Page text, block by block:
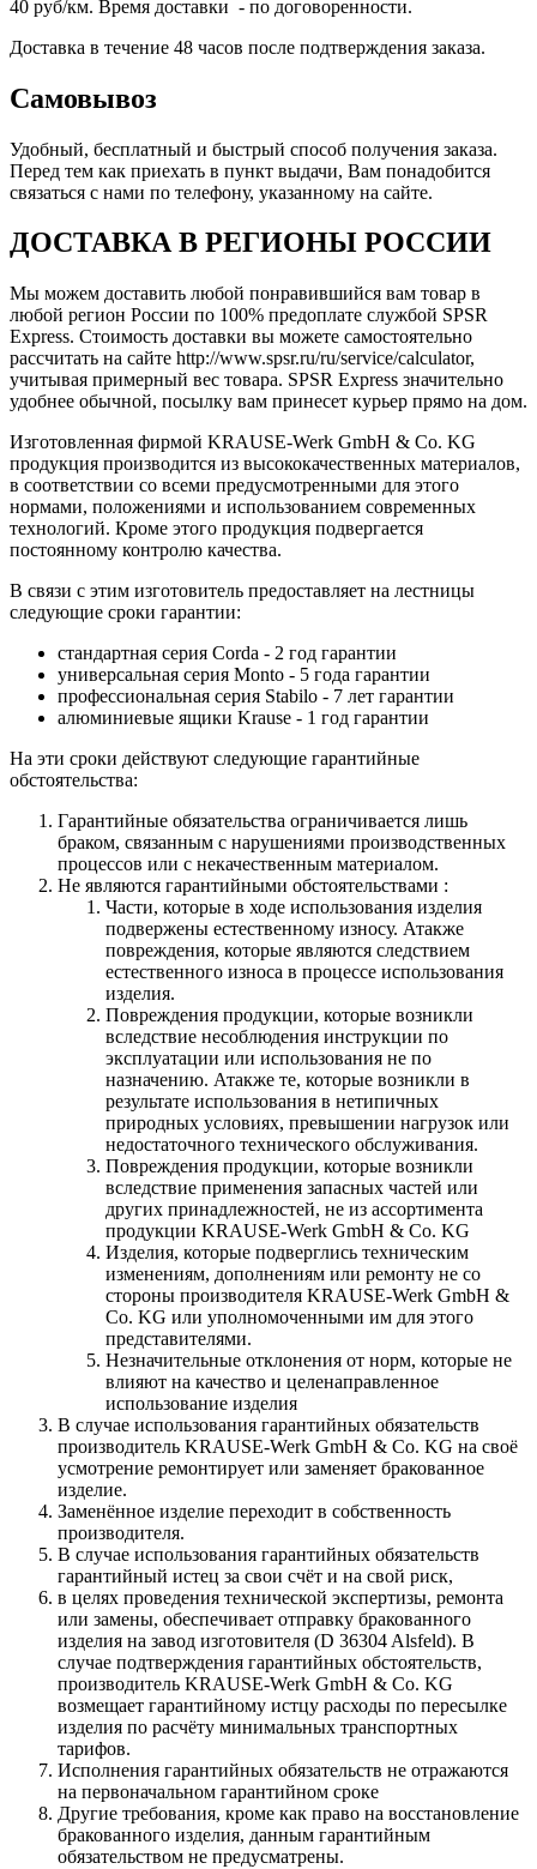
40 руб/км. Время доставки - по договоренности.
Доставка в течение 48 часов после подтверждения заказа.
Самовывоз
Удобный, бесплатный и быстрый способ получения заказа.
Перед тем как приехать в пункт выдачи, Вам понадобится
связаться с нами по телефону, указанному на сайте.
ДОСТАВКА В РЕГИОНЫ РОССИИ
Мы можем доставить любой понравившийся вам товар в
любой регион России по 100% предоплате службой SPSR
Express. Стоимость доставки вы можете самостоятельно
рассчитать на сайте http://www.spsr.ru/ru/service/calculator,
учитывая примерный вес товара. SPSR Express значительно
удобнее обычной, посылку вам принесет курьер прямо на дом.
Изготовленная фирмой KRAUSE-Werk GmbH & Со. KG
продукция производится из высококачественных материалов,
в соответствии со всеми предусмотренными для этого
нормами, положениями и использованием современных
технологий. Кроме этого продукция подвергается
постоянному контролю качества.
В связи с этим изготовитель предоставляет на лестницы
следующие сроки гарантии:
стандартная серия Corda - 2 год гарантии
универсальная серия Monto - 5 года гарантии
профессиональная серия Stabilo - 7 лет гарантии
алюминиевые ящики Krause - 1 год гарантии
На эти сроки действуют следующие гарантийные
обстоятельства:
Гарантийные обязательства ограничивается лишь
браком, связанным с нарушениями производственных
процессов или с некачественным материалом.
Не являются гарантийными обстоятельствами :
Части, которые в ходе использования изделия
подвержены естественному износу. Атакже
повреждения, которые являются следствием
естественного износа в процессе использования
изделия.
Повреждения продукции, которые возникли
вследствие несоблюдения инструкции по
эксплуатации или использования не по
назначению. Атакже те, которые возникли в
результате использования в нетипичных
природных условиях, превышении нагрузок или
недостаточного технического обслуживания.
Повреждения продукции, которые возникли
вследствие применения запасных частей или
других принадлежностей, не из ассортимента
продукции KRAUSE-Werk GmbH & Со. KG
Изделия, которые подверглись техническим
изменениям, дополнениям или ремонту не со
стороны производителя KRAUSE-Werk GmbH &
Со. KG или уполномоченными им для этого
представителями.
Незначительные отклонения от норм, которые не
влияют на качество и целенаправленное
использование изделия
В случае использования гарантийных обязательств
производитель KRAUSE-Werk GmbH & Со. KG на своё
усмотрение ремонтирует или заменяет бракованное
изделие.
Заменённое изделие переходит в собственность
производителя.
В случае использования гарантийных обязательств
гарантийный истец за свои счёт и на свой риск,
в целях проведения технической экспертизы, ремонта
или замены, обеспечивает отправку бракованного
изделия на завод изготовителя (D 36304 Alsfeld). В
случае подтверждения гарантийных обстоятельств,
производитель KRAUSE-Werk GmbH & Со. KG
возмещает гарантийному истцу расходы по пересылке
изделия по расчёту минимальных транспортных
тарифов.
Исполнения гарантийных обязательств не отражаются
на первоначальном гарантийном сроке
Другие требования, кроме как право на восстановление
бракованного изделия, данным гарантийным
обязательством не предусматрены.